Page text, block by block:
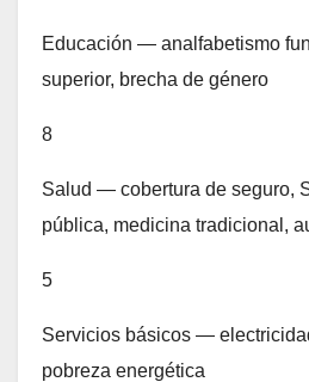
Educación — analfabetismo
superior, brecha de género
8
Salud — cobertura de seguro,
pública, medicina tradicional,
5
Servicios básicos —
pobreza energética